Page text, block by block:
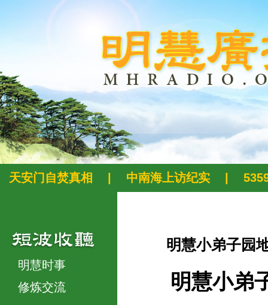
天安门自焚真相 中南海上访纪实
明慧时事
修炼交流
明慧小弟子园
明慧小弟